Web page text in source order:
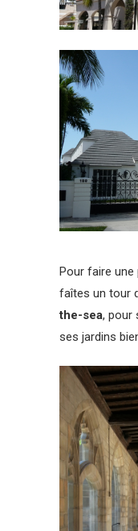
Pour faire une
faîtes un tour
the-sea, pour
ses jardins